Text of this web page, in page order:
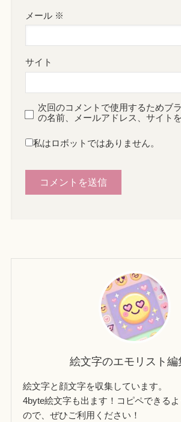
メール ※
サイト
次回のコメントで使用するためブ
の名前、メールアドレス、サイト
私はロボットではありません。
絵文字のエモリスト編
絵文字と顔文字を収集しています。
4byte絵文字も出ます！コピペできる
ので、ぜひご利用ください！